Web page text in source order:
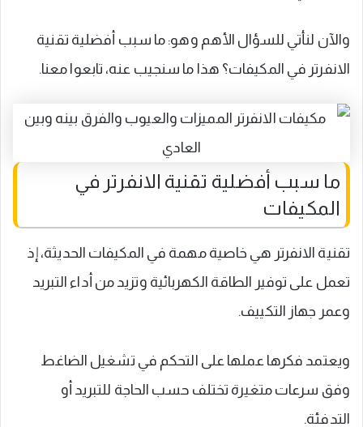
والآن لنأتي للسؤال الأهم وهو: ما سبب أفضلية تقنية
الانفرتر في المكيفات؟ هذا ما سنجيب عنه، تابعوا معنا.
ما سبب أفضلية تقنية الانفرتر في
المكيفات
تقنية الانفرتر هي خاصية مهمة في المكيفات الحديثة، إذ
تعمل على توفير الطاقة الكهربائية وتزيد من أداء التبريد
وعمر جهاز التكييف.
ويعتمد فكرها عملها على التحكم في تشغيل الضاغط
وفق سرعات متغيرة تختلف حسب الحاجة للتبريد أو
التدفئة.